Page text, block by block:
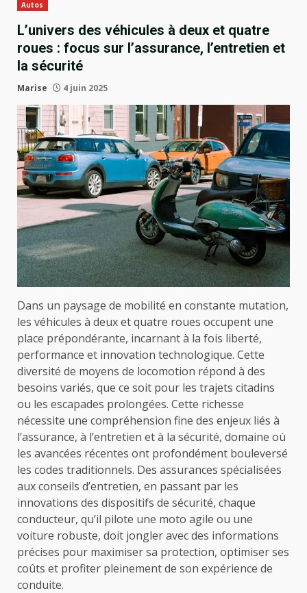
Autos
L’univers des véhicules à deux et quatre
roues : focus sur l’assurance, l’entretien et
la sécurité
Marise 4 juin 2025
Dans un paysage de mobilité en constante mutation,
les véhicules à deux et quatre roues occupent une
place prépondérante, incarnant à la fois liberté,
performance et innovation technologique. Cette
diversité de moyens de locomotion répond à des
besoins variés, que ce soit pour les trajets citadins
ou les escapades prolongées. Cette richesse
nécessite une compréhension fine des enjeux liés à
l’assurance, à l’entretien et à la sécurité, domaine où
les avancées récentes ont profondément bouleversé
les codes traditionnels. Des assurances spécialisées
aux conseils d’entretien, en passant par les
innovations des dispositifs de sécurité, chaque
conducteur, qu’il pilote une moto agile ou une
voiture robuste, doit jongler avec des informations
précises pour maximiser sa protection, optimiser ses
coûts et profiter pleinement de son expérience de
conduite.